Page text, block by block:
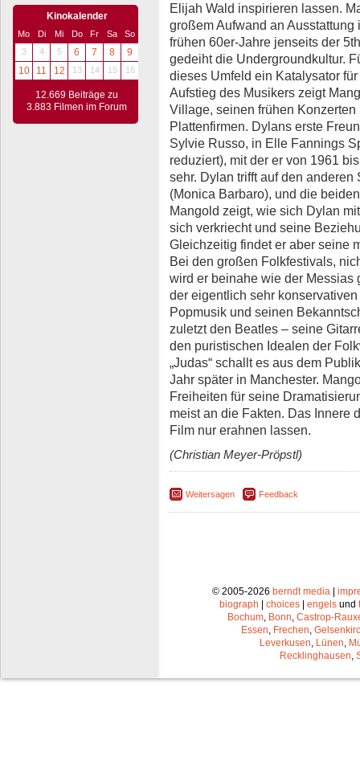
Kinokalender
Mo Di Mi Do Fr Sa
So
3
4 5 6 7 8
9
10
11 12 13 14 15 16
12.669 Beiträge zu
3.883 Filmen im Forum
Elijah Wald inspirieren lassen.
großem Aufwand an
frühen 60er-Jahre jenseits der
gedeiht die Undergroundkultur.
dieses Umfeld ein Katalysator
Aufstieg des Musikers zeigt
Village, seinen frühen
Plattenfirmen. Dylans erste
Sylvie Russo, in Elle Fannings
reduziert), mit der er von 1961
sehr. Dylan trifft auf den
(Monica Barbaro), und die
Mangold zeigt, wie sich Dylan
sich verkriecht und seine
Gleichzeitig findet er aber seine
Bei den großen Folkfestivals,
wird er beinahe wie der Messias
der eigentlich sehr
Popmusik und seinen
zuletzt den Beatles – seine
den puristischen Idealen der
„Judas“ schallt es aus dem
Jahr später in Manchester.
Freiheiten für seine
meist an die Fakten. Das Innere
Film nur erahnen lassen.
(Christian Meyer-Pröpstl)
Weitersagen Feedback
© 2005-2026 berndt media|
biograph
choices engels und
Bochum, Bonn, Castrop-
Essen, Frechen,
Leverkusen, Lünen,
Recklinghausen,